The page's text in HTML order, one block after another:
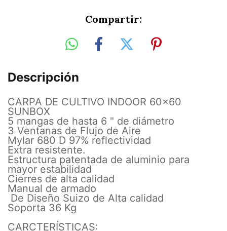
Compartir:
Descripción
CARPA DE CULTIVO INDOOR 60x60
SUNBOX
5 mangas de hasta 6 " de diámetro
3 Ventanas de Flujo de Aire
Mylar 680 D 97% reflectividad
Extra resistente.
Estructura patentada de aluminio para
mayor estabilidad
Cierres de alta calidad
Manual de armado
De Diseño Suizo de Alta calidad
Soporta 36 Kg
CARCTERÍSTICAS: